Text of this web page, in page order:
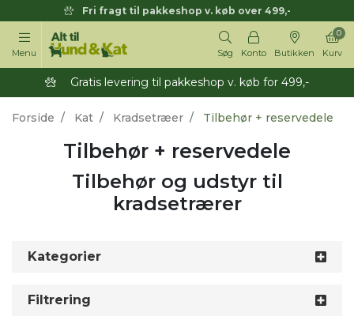
Fri fragt til pakkeshop v. køb over 499,-
Menu Søg Konto Butikken Kurv
0
Gratis levering til pakkeshop v. køb for 499,-
Forside Kat Kradsetræer Tilbehør + reservedele
Tilbehør + reservedele
Tilbehør og udstyr til
kradsetrærer
Kategorier
Filtrering